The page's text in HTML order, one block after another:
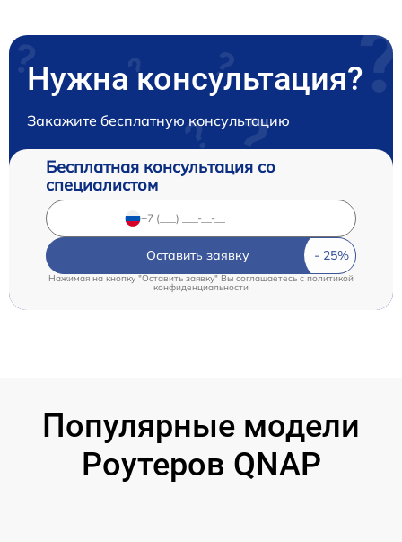
Нужна консультация?
Закажите бесплатную консультацию
Бесплатная консультация со
специалистом
Оставить заявку
Нажимая на кнопку "Оставить заявку" Вы соглашаетесь cполитикой
конфиденциальности
Популярные модели
Роутеров QNAP